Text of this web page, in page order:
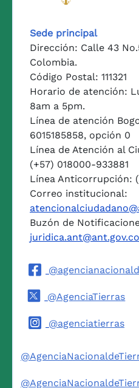
Sede principal
Dirección: Calle 43
Colombia.
Código Postal: 111321
Horario de atención:
8am a 5pm.
Línea de atención
6015185858, opción 0
Línea de Atención al
(+57) 018000-933881
Línea Anticorrupción:
Correo institucional:
Buzón de
juridica.ant@ant.gov.co
@AgenciaTierras
@agenciatierras